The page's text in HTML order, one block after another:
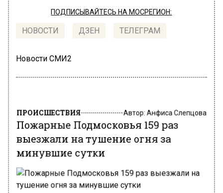
ПОДПИСЫВАЙТЕСЬ НА МОСРЕГИОН:
НОВОСТИ ДЗЕН ТЕЛЕГРАМ
Новости СМИ2
ПРОИСШЕСТВИЯ Автор: Анфиса Слепцова
Пожарные Подмосковья 159 раз
выезжали на тушение огня за
минувшие сутки